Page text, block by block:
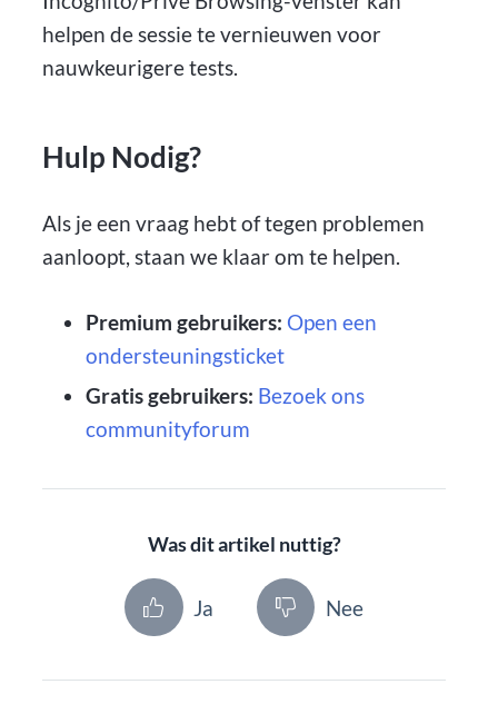
helpen de sessie te vernieuwen voor
nauwkeurigere tests.
Hulp Nodig?
Als je een vraag hebt of tegen problemen
aanloopt, staan we klaar om te helpen.
Premium gebruikers: Open een
ondersteuningsticket
Gratis gebruikers: Bezoek ons
communityforum
Was dit artikel nuttig?
Ja Nee